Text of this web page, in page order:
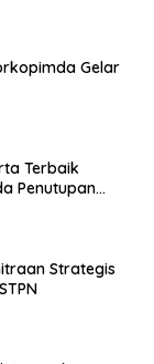
Gelar
Terbaik
Penutupan
Strategis